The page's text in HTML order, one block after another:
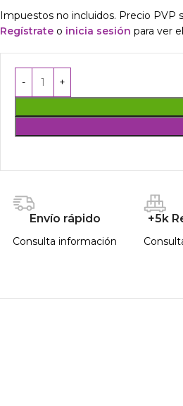
Impuestos no incluidos. Precio PVP
Regístrateo inicia sesión para ver
Envío rápido
Consulta información
+5k